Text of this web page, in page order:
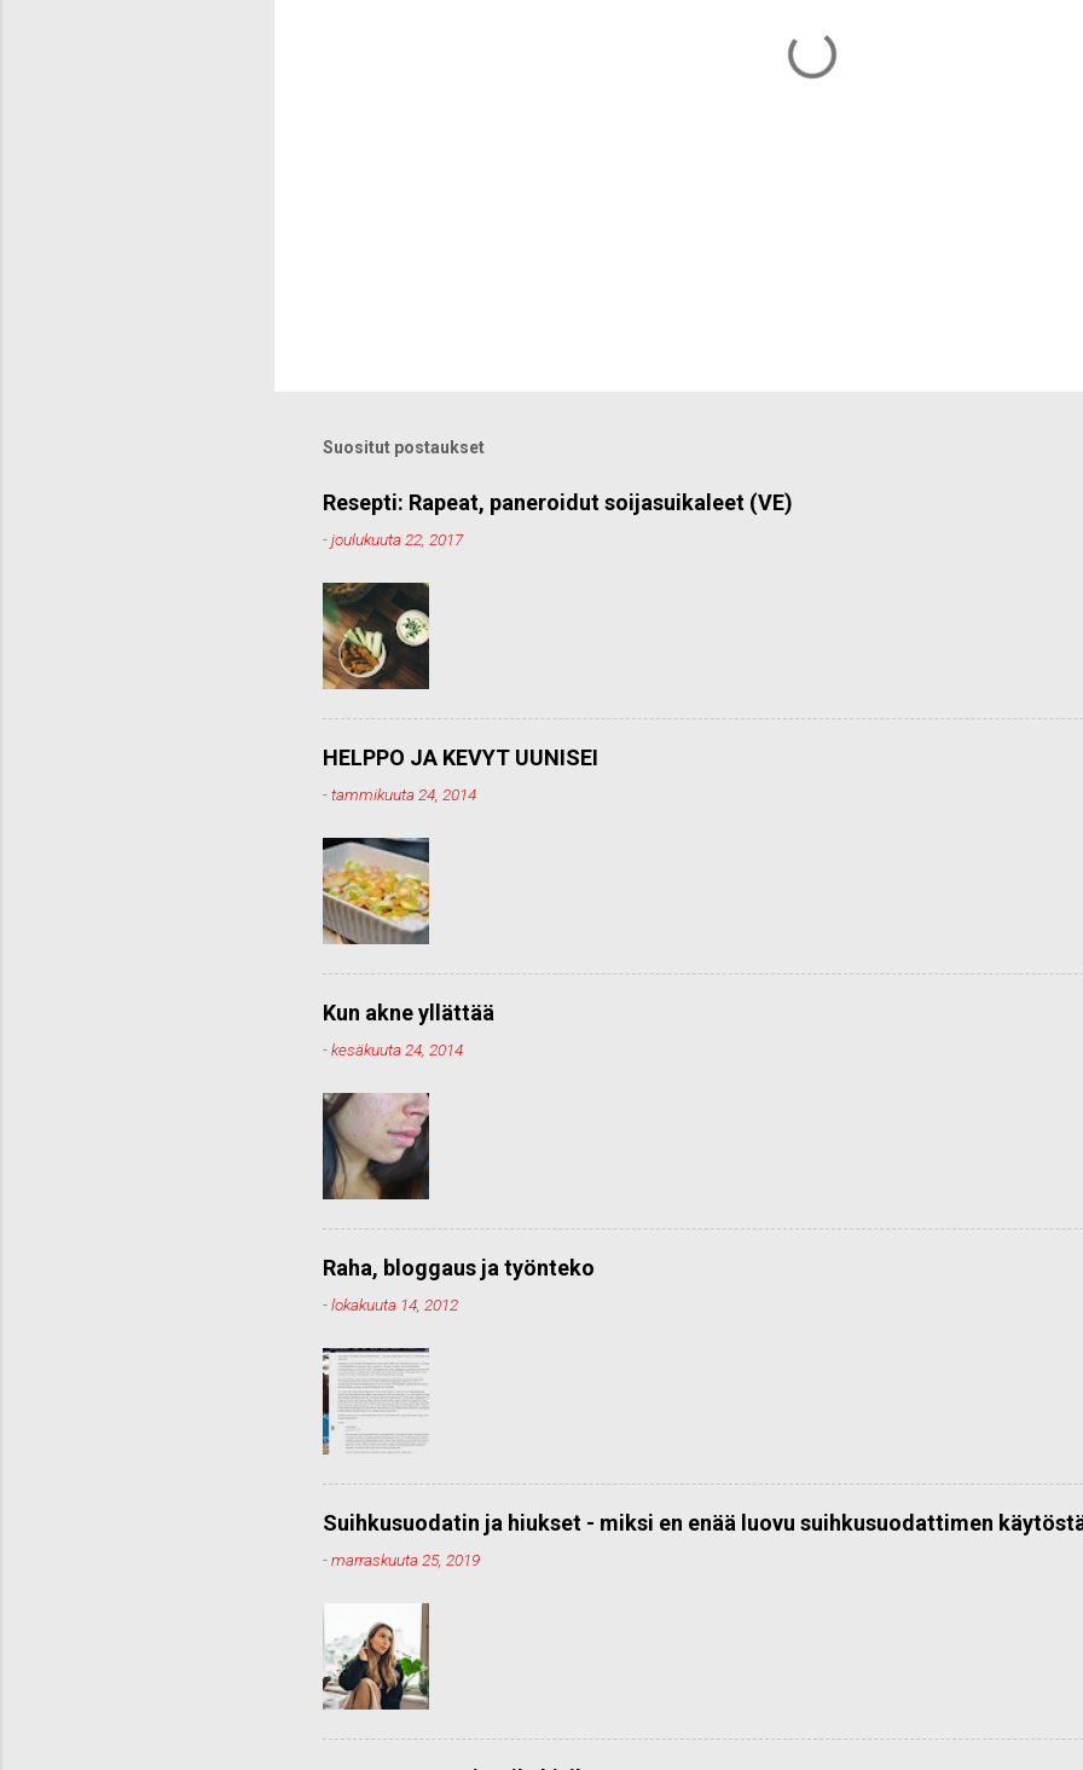
Suositut postaukset
Resepti: Rapeat, paneroidut soijasuikaleet (VE)
-joulukuuta 22, 2017
HELPPO JA KEVYT UUNISEI
-tammikuuta 24, 2014
Kun akne yllättää
-kesäkuuta 24, 2014
Raha, bloggaus ja työnteko
-lokakuuta 14, 2012
Suihkusuodatin ja hiukset - miksi en enää luovu suihkusuodattimen
-marraskuuta 25, 2019